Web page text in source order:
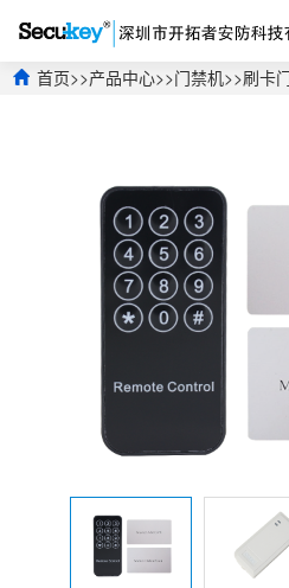
首页>>产品中心>>门禁机>>刷卡